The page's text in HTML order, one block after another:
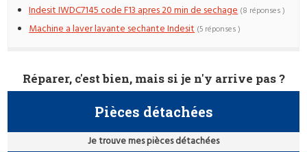
Indesit IWDC7145 code F13 apres 20 min de sechage (8 réponses )
Machine a laver lavante sechante Indesit (5 réponses )
Réparer, c'est bien, mais si je n'y arrive pas ?
Pièces détachées
Je trouve mes pièces détachées